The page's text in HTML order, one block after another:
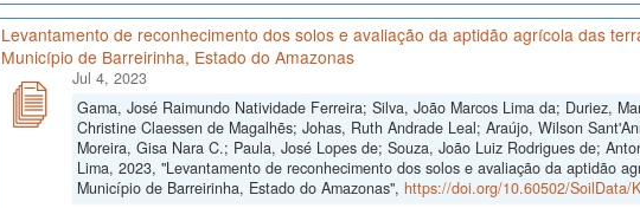
Levantamento de reconhecimento dos solos e avaliação da aptidão agrícola das
Município de Barreirinha, Estado do Amazonas
Jul 4, 2023
Gama, José Raimundo Natividade Ferreira; Silva, João Marcos Lima da; Duriez,
Christine Claessen de Magalhẽs; Johas, Ruth Andrade Leal; Araújo, Wilson
Moreira, Gisa Nara C.; Paula, José Lopes de; Souza, João Luiz Rodrigues de;
Lima, 2023, "Levantamento de reconhecimento dos solos e avaliação da aptidão
Município de Barreirinha, Estado do Amazonas", https://doi.org/10.60502/SoilData/